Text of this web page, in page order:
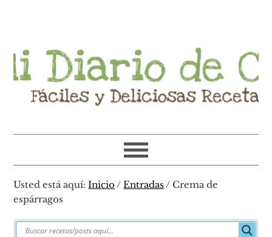
principal
principal
barra
lateral
primaria
de
página
Usted está aquí:Inicio / Entradas / Crema de
espárragos